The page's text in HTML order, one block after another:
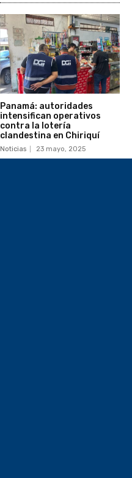
Panamá: autoridades
intensifican operativos
contra la lotería
clandestina en Chiriquí
Noticias 23 mayo, 2025